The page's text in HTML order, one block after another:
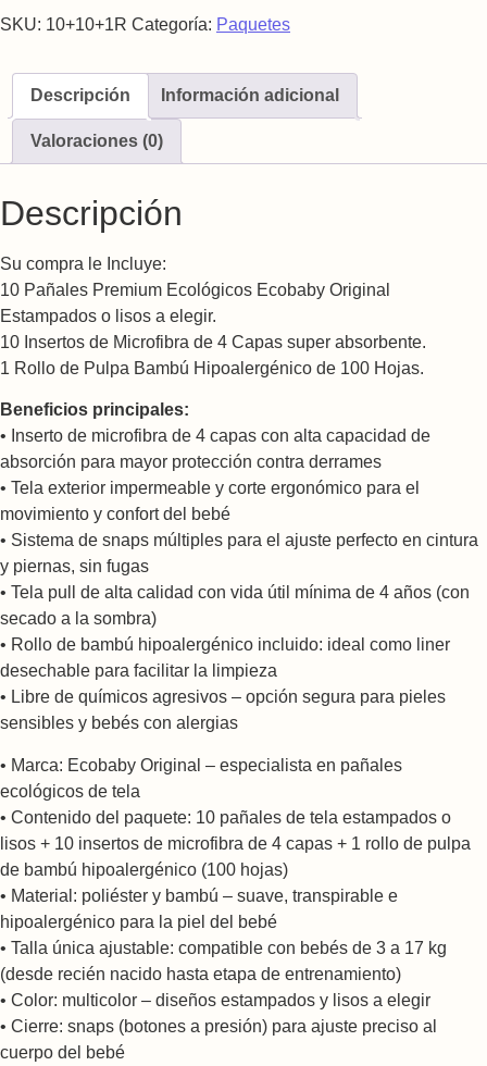
SKU: 10+10+1R Categoría: Paquetes
Descripción Información adicional
Valoraciones (0)
Descripción
Su compra le Incluye:
10 Pañales Premium Ecológicos Ecobaby Original
Estampados o lisos a elegir.
10 Insertos de Microfibra de 4 Capas super absorbente.
1 Rollo de Pulpa Bambú Hipoalergénico de 100 Hojas.
Beneficios principales:
• Inserto de microfibra de 4 capas con alta capacidad de
absorción para mayor protección contra derrames
• Tela exterior impermeable y corte ergonómico para el
movimiento y confort del bebé
• Sistema de snaps múltiples para el ajuste perfecto en cintura
y piernas, sin fugas
• Tela pull de alta calidad con vida útil mínima de 4 años (con
secado a la sombra)
• Rollo de bambú hipoalergénico incluido: ideal como liner
desechable para facilitar la limpieza
• Libre de químicos agresivos – opción segura para pieles
sensibles y bebés con alergias
• Marca: Ecobaby Original – especialista en pañales
ecológicos de tela
• Contenido del paquete: 10 pañales de tela estampados o
lisos + 10 insertos de microfibra de 4 capas + 1 rollo de pulpa
de bambú hipoalergénico (100 hojas)
• Material: poliéster y bambú – suave, transpirable e
hipoalergénico para la piel del bebé
• Talla única ajustable: compatible con bebés de 3 a 17 kg
(desde recién nacido hasta etapa de entrenamiento)
• Color: multicolor – diseños estampados y lisos a elegir
• Cierre: snaps (botones a presión) para ajuste preciso al
cuerpo del bebé